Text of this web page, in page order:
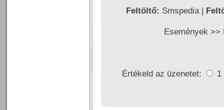
Feltöltő: Smspedia |
Események >>
Értékeld az üzenetet: 1